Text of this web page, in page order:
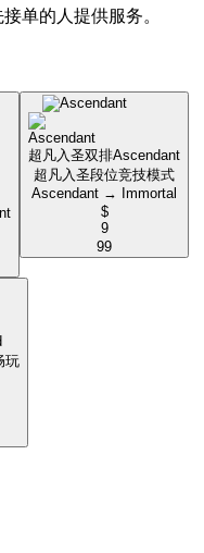
单的人提供服务。
超凡入圣双排Ascendant
超凡入圣段位竞技模式
Ascendant → Immortal
$
9
99
玩